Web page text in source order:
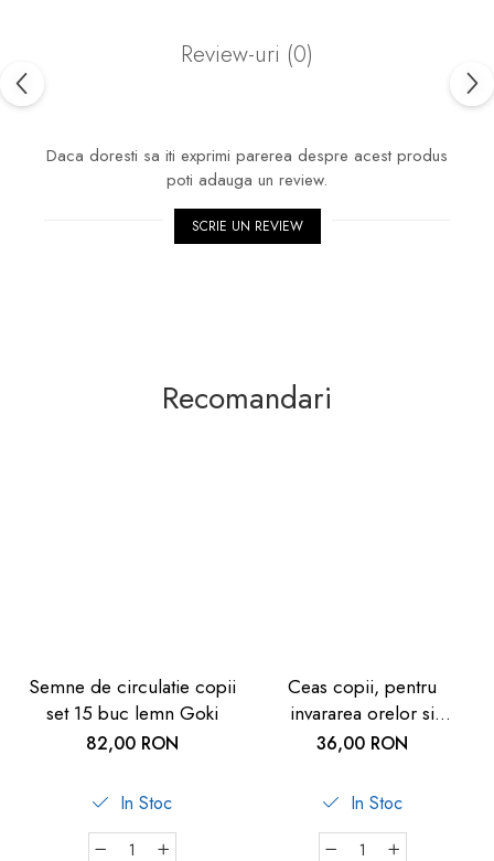
Review-uri (0)
Daca doresti sa iti exprimi parerea despre acest produs
poti adauga un review.
SCRIE UN REVIEW
Recomandari
Semne de circulatie copii
set 15 buc lemn Goki
82,00 RON
In Stoc
Ceas copii, pentru
invararea orelor si
minutelor, de lemn, 5
36,00 RON
In Stoc